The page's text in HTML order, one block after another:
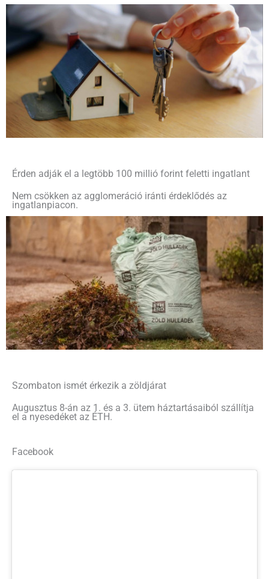
Érden adják el a legtöbb 100 millió forint feletti ingatlant
Nem csökken az agglomeráció iránti érdeklődés az
ingatlanpiacon.
Szombaton ismét érkezik a zöldjárat
Augusztus 8-án az 1. és a 3. ütem háztartásaiból szállítja
el a nyesedéket az ÉTH.
Facebook